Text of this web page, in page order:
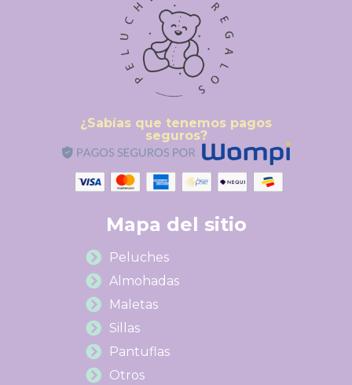
¿Sabías que tenemos pagos
seguros?
Mapa del sitio
Peluches
Almohadas
Maletas
Sillas
Pantuflas
Otros